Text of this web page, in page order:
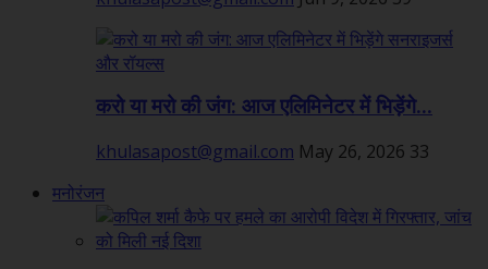
करो या मरो की जंग: आज एलिमिनेटर में भिड़ेंगे...
khulasapost@gmail.com May 26, 2026 33
मनोरंजन